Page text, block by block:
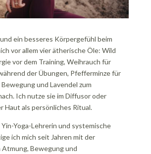
ein besseres Körpergefühl beim
vor allem vier ätherische Öle: Wild
vor dem Training, Weihrauch für
der Übungen, Pfefferminze für
und Lavendel zum
Ich nutze sie im Diffusor oder
Haut als persönliches Ritual.
Yoga-Lehrerin und systemische
ich mich seit Jahren mit der
Bewegung und